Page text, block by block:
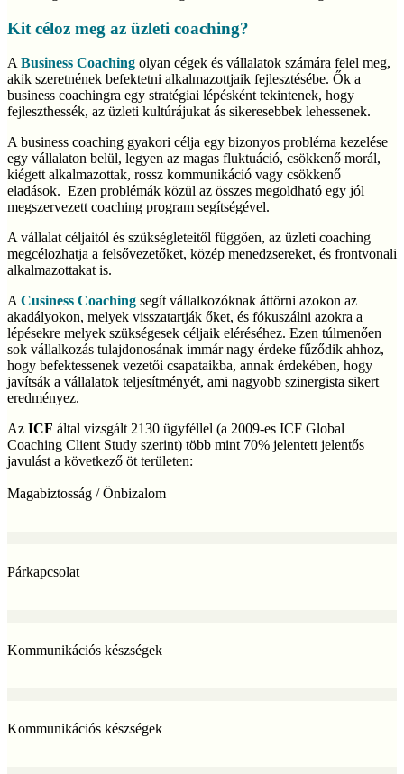
Kit céloz meg az üzleti coaching?
A Business Coaching olyan cégek és vállalatok számára felel meg,
akik szeretnének befektetni alkalmazottjaik fejlesztésébe. Ők a
business coachingra egy stratégiai lépésként tekintenek, hogy
fejleszthessék, az üzleti kultúrájukat ás sikeresebbek lehessenek.
A business coaching gyakori célja egy bizonyos probléma kezelése
egy vállalaton belül, legyen az magas fluktuáció, csökkenő morál,
kiégett alkalmazottak, rossz kommunikáció vagy csökkenő
eladások. Ezen problémák közül az összes megoldható egy jól
megszervezett coaching program segítségével.
A vállalat céljaitól és szükségleteitől függően, az üzleti coaching
megcélozhatja a felsővezetőket, közép menedzsereket, és frontvonali
alkalmazottakat is.
A Cusiness Coaching segít vállalkozóknak áttörni azokon az
akadályokon, melyek visszatartják őket, és fókuszálni azokra a
lépésekre melyek szükségesek céljaik eléréséhez. Ezen túlmenően
sok vállalkozás tulajdonosának immár nagy érdeke fűződik ahhoz,
hogy befektessenek vezetői csapataikba, annak érdekében, hogy
javítsák a vállalatok teljesítményét, ami nagyobb szinergista sikert
eredményez.
Az ICF által vizsgált 2130 ügyféllel (a 2009-es ICF Global
Coaching Client Study szerint) több mint 70% jelentett jelentős
javulást a következő öt területen:
Magabiztosság / Önbizalom
Párkapcsolat
Kommunikációs készségek
Kommunikációs készségek